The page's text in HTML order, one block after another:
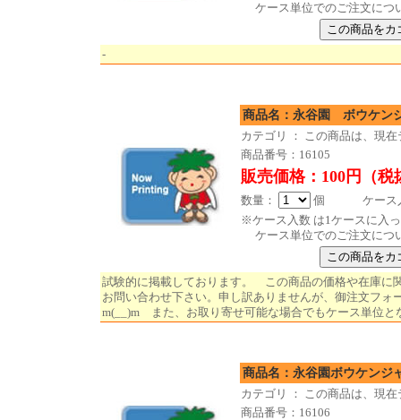
ケース単位でのご注文につ
-
商品名：永谷園 ボウケン
カテゴリ ： この商品は、現
商品番号：16105
販売価格：100円（税
数量：
個 ケース入
※ケース入数 は1ケースに入
ケース単位でのご注文につ
試験的に掲載しております。 この商品の価格や在庫に
お問い合わせ下さい。申し訳ありませんが、御注文フォ
m(__)m また、お取り寄せ可能な場合でもケース単位と
商品名：永谷園ボウケンジ
カテゴリ ： この商品は、現
商品番号：16106